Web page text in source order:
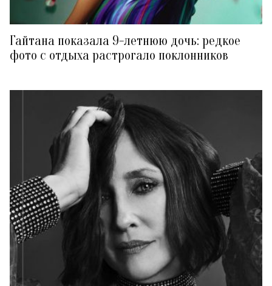
Гайтана показала 9-летнюю дочь: редкое
фото с отдыха растрогало поклонников